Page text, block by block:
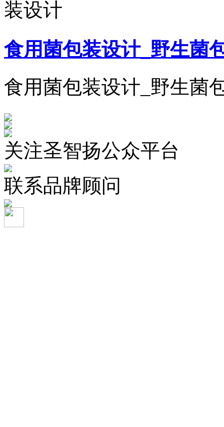
装设计
食用菌包装设计_野生菌
食用菌包装设计_野生菌
关注圣智扬公众平台
联系品牌顾问